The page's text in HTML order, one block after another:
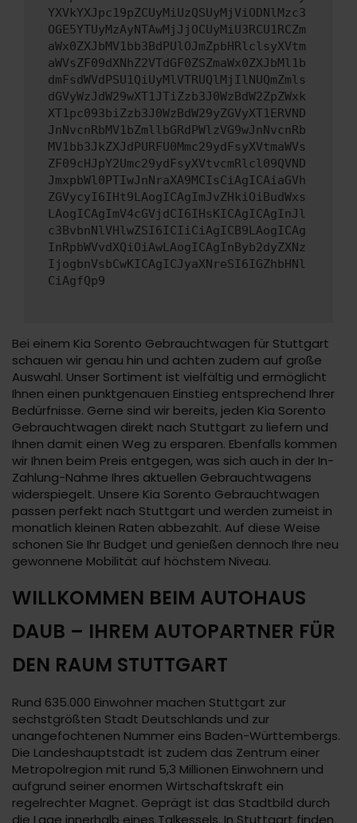
YXVkYXJpc19pZCUyMiUzQSUyMjViODNlMzc3
OGE5YTUyMzAyNTAwMjJjOCUyMiU3RCU1RCZm
aWx0ZXJbMV1bb3BdPUlOJmZpbHRlclsyXVtm
aWVsZF09dXNhZ2VTdGF0ZSZmaWx0ZXJbMl1b
dmFsdWVdPSU1QiUyMlVTRUQlMjIlNUQmZmls
dGVyWzJdW29wXT1JTiZzb3J0WzBdW2ZpZWxk
XT1pc093biZzb3J0WzBdW29yZGVyXT1ERVND
JnNvcnRbMV1bZmllbGRdPWlzVG9wJnNvcnRb
MV1bb3JkZXJdPURFU0Mmc29ydFsyXVtmaWVs
ZF09cHJpY2Umc29ydFsyXVtvcmRlcl09QVND
JmxpbWl0PTIwJnNraXA9MCIsCiAgICAiaGVh
ZGVycyI6IHt9LAogICAgImJvZHkiOiBudWxs
LAogICAgImV4cGVjdCI6IHsKICAgICAgInJl
c3BvbnNlVHlwZSI6ICIiCiAgICB9LAogICAg
InRpbWVvdXQiOiAwLAogICAgInByb2dyZXNz
IjogbnVsbCwKICAgICJyaXNreSI6IGZhbHNl
CiAgfQp9
Bei einem Kia Sorento Gebrauchtwagen für Stuttgart
schauen wir genau hin und achten zudem auf große
Auswahl. Unser Sortiment ist vielfältig und ermöglicht
Ihnen einen punktgenauen Einstieg entsprechend Ihrer
Bedürfnisse. Gerne sind wir bereits, jeden Kia Sorento
Gebrauchtwagen direkt nach Stuttgart zu liefern und
Ihnen damit einen Weg zu ersparen. Ebenfalls kommen
wir Ihnen beim Preis entgegen, was sich auch in der In-
Zahlung-Nahme Ihres aktuellen Gebrauchtwagens
widerspiegelt. Unsere Kia Sorento Gebrauchtwagen
passen perfekt nach Stuttgart und werden zumeist in
monatlich kleinen Raten abbezahlt. Auf diese Weise
schonen Sie Ihr Budget und genießen dennoch Ihre neu
gewonnene Mobilität auf höchstem Niveau.
WILLKOMMEN BEIM AUTOHAUS
DAUB – IHREM AUTOPARTNER FÜR
DEN RAUM STUTTGART
Rund 635.000 Einwohner machen Stuttgart zur
sechstgrößten Stadt Deutschlands und zur
unangefochtenen Nummer eins Baden-Württembergs.
Die Landeshauptstadt ist zudem das Zentrum einer
Metropolregion mit rund 5,3 Millionen Einwohnern und
aufgrund seiner enormen Wirtschaftskraft ein
regelrechter Magnet. Geprägt ist das Stadtbild durch
die Lage innerhalb eines Talkessels. In Stuttgart finden